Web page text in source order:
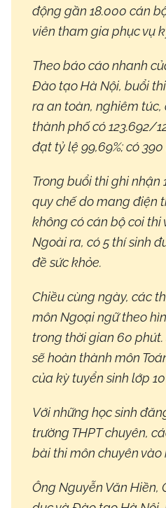
động gần 18.000 cán
viên tham gia phục vụ
Theo báo cáo nhanh
Đào tạo Hà Nội, buổi
ra an toàn, nghiêm túc,
thành phố có 123.692/
đạt tỷ lệ 99,69%; có
Trong buổi thi ghi nhận
quy chế do mang điện
không có cán bộ coi thi
Ngoài ra, có 5 thí sinh
đề sức khỏe.
Chiều cùng ngày, các
môn Ngoại ngữ theo
trong thời gian 60 phút.
sẽ hoàn thành môn
của kỳ tuyển sinh lớp
Với những học sinh
trường THPT chuyên,
bài thi môn chuyên vào
Ông Nguyễn Văn Hiền,